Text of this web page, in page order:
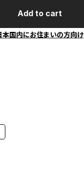
Add to cart
本国内にお住まいの方向け